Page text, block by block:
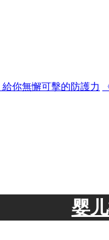
你無懈可擊的防護力
婴